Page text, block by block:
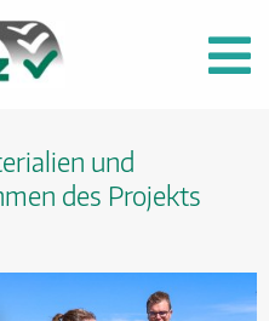
und
des Projekts